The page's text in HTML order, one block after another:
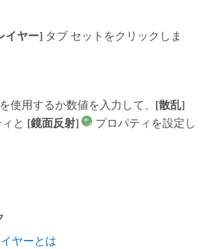
イヤー]タブ セットをクリックしま
使用するか数値を入力して、 [散乱]
と [鏡面反射]
プロパティを設定し
ヤーとは